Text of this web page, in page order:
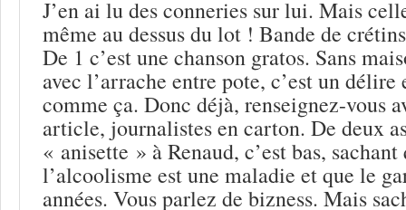
J’en ai lu des conneries sur lui. Mais
même au dessus du lot ! Bande de
De 1 c’est une chanson gratos. Sans
avec l’arrache entre pote, c’est un délire
comme ça. Donc déjà, renseignez-vous
article, journalistes en carton. De deux
« anisette » à Renaud, c’est bas, sachant
l’alcoolisme est une maladie et que le
années. Vous parlez de bizness. Mais